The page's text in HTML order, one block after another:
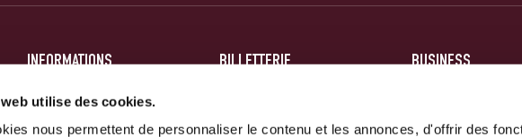
utilise des cookies.
nous permettent de personnaliser le contenu et les annonces, d'offrir des
INFORMATIONS
PRESSE
FORUM
BILLETTERIE
ABONNEMENTS
BUSINESS
PARTENAIRES